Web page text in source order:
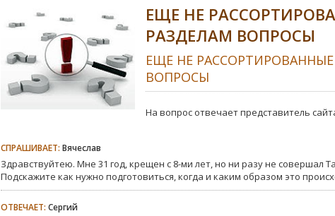
ЕЩЕ НЕ
РАЗДЕЛАМ ВОПРОСЫ
ЕЩЕ НЕ
ВОПРОСЫ
На вопрос отвечает представитель
СПРАШИВАЕТ: Вячеслав
Здравствуйтею. Мне 31 год, крещен с 8-ми лет, но ни разу не совершал
Подскажите как нужно подготовиться, когда и каким образом это
ОТВЕЧАЕТ: Сергий